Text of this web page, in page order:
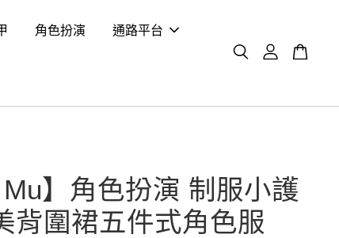
角色扮演 通路平台
Mu】角色扮演 制服小護
背圍裙五件式角色服